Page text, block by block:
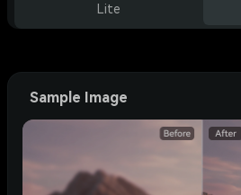
Lite
Sample Image